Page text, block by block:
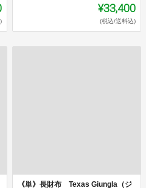
¥33,400
(税込/送料込)
《単》長財布 Texas Giungla（ジ